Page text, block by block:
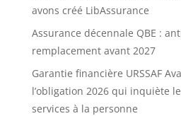
avons créé LibAssurance
Assurance décennale QBE :
remplacement avant 2027
Garantie financière URSSAF
l’obligation 2026 qui inquiète
services à la personne